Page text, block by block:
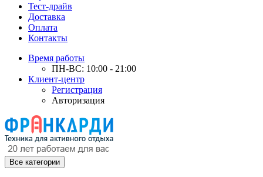
Тест-драйв
Доставка
Оплата
Контакты
Время работы
ПН-ВС: 10:00 - 21:00
Клиент-центр
Регистрация
Авторизация
Все категории